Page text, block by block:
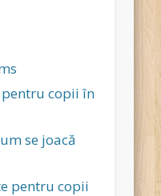
copii în
se joacă
pentru copii